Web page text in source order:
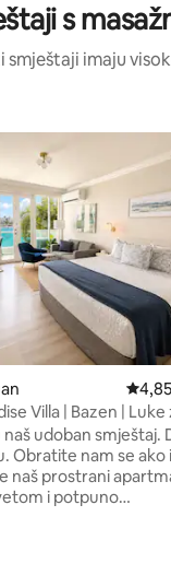
s
smještaji imaju
131
Villa | Bazen | Luke
naš udoban smještaj.
Obratite nam se ako
naš prostrani
i potpuno